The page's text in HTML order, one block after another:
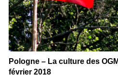
Pologne – La culture des
février 2018